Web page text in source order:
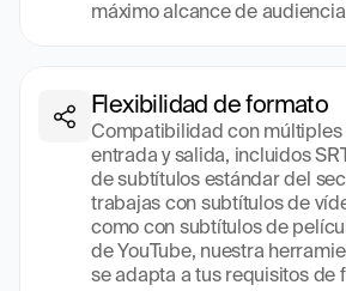
máximo alcance de
Flexibilidad de formato
Compatibilidad con múltiples
entrada y salida, incluidos
de subtítulos estándar del
trabajas con subtítulos de
como con subtítulos de
de YouTube, nuestra
se adapta a tus requisitos de